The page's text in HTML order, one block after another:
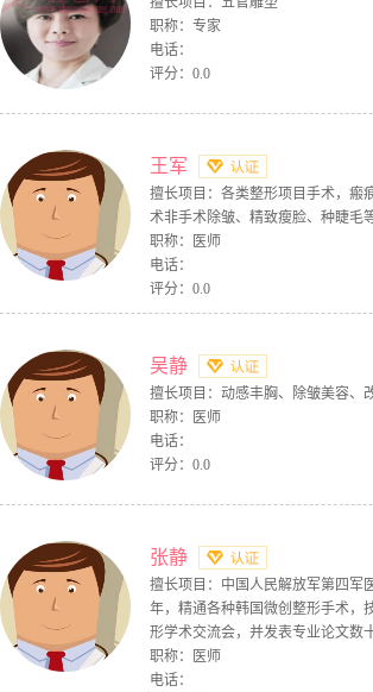
职称：专家
电话：
评分：0.0
王军
擅长项目：各类整形项目手术，瘢
术非手术除皱、精致瘦脸、种睫毛
职称：医师
电话：
评分：0.0
吴静
擅长项目：动感丰胸、除皱美容、
职称：医师
电话：
评分：0.0
张静
擅长项目：中国人民解放军第四军
年，精通各种韩国微创整形手术，
形学术交流会，并发表专业论文数
职称：医师
电话：